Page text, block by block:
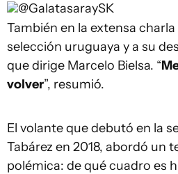
@GalatasaraySK
También en la extensa
selección uruguaya y a su
que dirige Marcelo Bielsa. “
volver”, resumió.
El volante que debutó en la
Tabárez en 2018, abordó un
polémica: de qué cuadro es